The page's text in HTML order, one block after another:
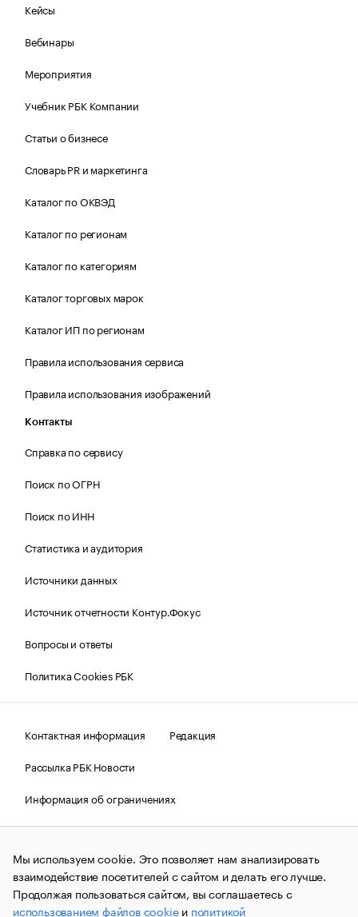
Кейсы
Вебинары
Мероприятия
Учебник РБК Компании
Статьи о бизнесе
Словарь PR и маркетинга
Каталог по ОКВЭД
Каталог по регионам
Каталог по категориям
Каталог торговых марок
Каталог ИП по регионам
Правила использования сервиса
Правила использования изображений
Контакты
Справка по сервису
Поиск по ОГРН
Поиск по ИНН
Статистика и аудитория
Источники данных
Источник отчетности Контур.Фокус
Вопросы и ответы
Политика Cookies РБК
Контактная информация
Редакция
Рассылка РБК Новости
Информация об ограничениях
Правовая информация
О соблюдении авторских прав
© АО «РОСБИЗНЕСКОНСАЛТИНГ»,1995–2026.Сообщения
и материалы информационного агентства «РБК»
(зарегистрировано Федеральной службой по надзору в сфере
связи, информационных технологий и массовых
коммуникаций (Роскомнадзор) 09.12.2015 за номером ИА
Мы используем cookie. Это позволяет нам анализировать
взаимодействие посетителей с сайтом и делать его лучше.
Продолжая пользоваться сайтом, вы соглашаетесь с
использованием файлов cookieи политикой